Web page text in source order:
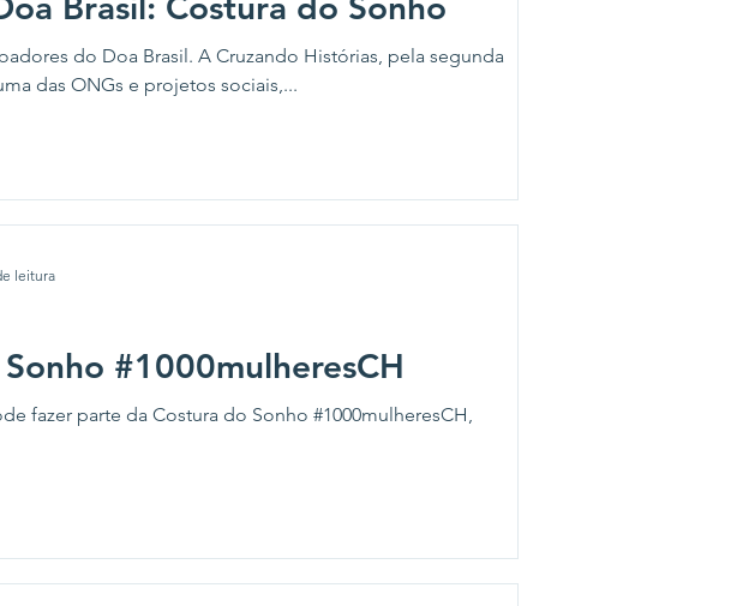
pela segunda
das ONGs e projetos sociais,...
#1000mulheresCH
fazer parte da Costura do Sonho #1000mulheresCH,
leitura